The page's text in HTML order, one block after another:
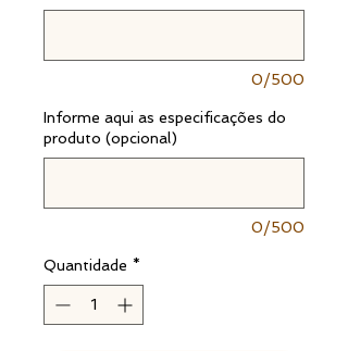
0/500
Informe aqui as especificações do
produto (opcional)
0/500
Quantidade *